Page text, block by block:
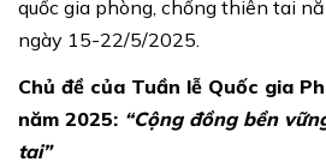
quốc gia phòng, chống thiên tai
ngày 15-22/5/2025.
Chủ đề của Tuần lễ Quốc gia
năm 2025: “Cộng đồng bền
tai”